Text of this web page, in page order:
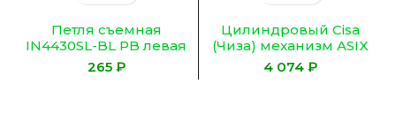
Петля съемная
IN4430SL-BL PB левая
(413/BL-4 100x75x2,5)
латунь БЛИСТЕР
₽
Цилиндровый Cisa
(Чиза) механизм ASIX
OE300-18.00 (80
мм/35+10+35), ЛАТУНЬ
₽